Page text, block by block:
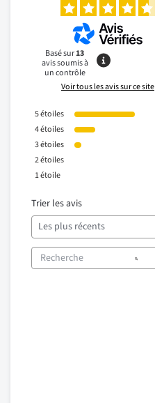
Basé sur13
avis soumis à
un contrôle
Voir tous les avis sur ce site
5étoiles
4étoiles
3étoiles
2étoiles
1étoile
Trier les avis